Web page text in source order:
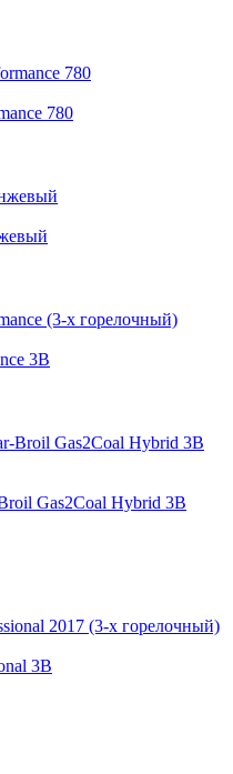
780
3B
Gas2Coal Hybrid 3B
3B